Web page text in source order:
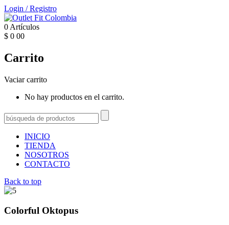
Login /Registro
0 Artículos
$ 0 00
Carrito
Vaciar carrito
No hay productos en el carrito.
INICIO
TIENDA
NOSOTROS
CONTACTO
Back to top
Colorful Oktopus